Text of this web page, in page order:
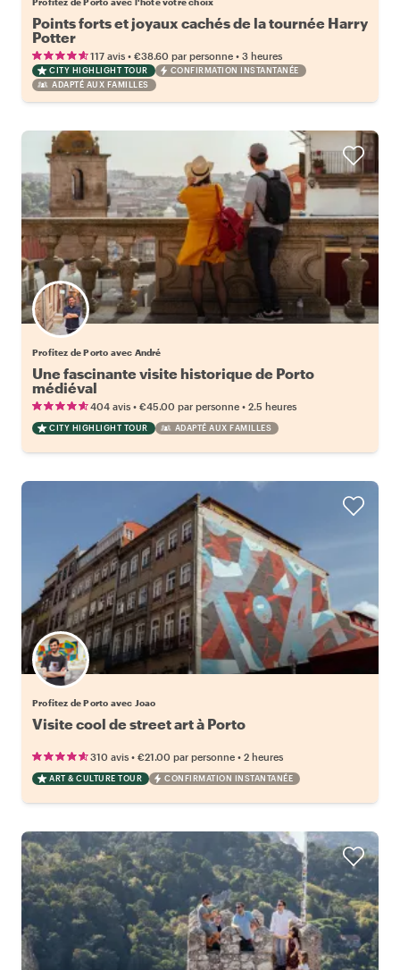
Points forts et joyaux cachés de la tournée Harry
Potter
117 avis • €38.60 par personne • 3 heures
CITY HIGHLIGHT TOUR
CONFIRMATION INSTANTANÉE
ADAPTÉ AUX FAMILLES
Profitez de Porto avec André
Une fascinante visite historique de Porto
médiéval
404 avis • €45.00 par personne • 2.5 heures
CITY HIGHLIGHT TOUR ADAPTÉ AUX FAMILLES
Profitez de Porto avec Joao
Visite cool de street art à Porto
310 avis • €21.00 par personne • 2 heures
ART & CULTURE TOUR CONFIRMATION INSTANTANÉE